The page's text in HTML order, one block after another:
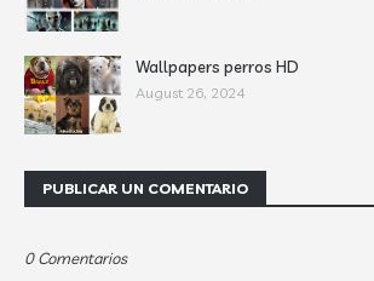
Wallpapers perros HD
August 26, 2024
PUBLICAR UN COMENTARIO
0 Comentarios